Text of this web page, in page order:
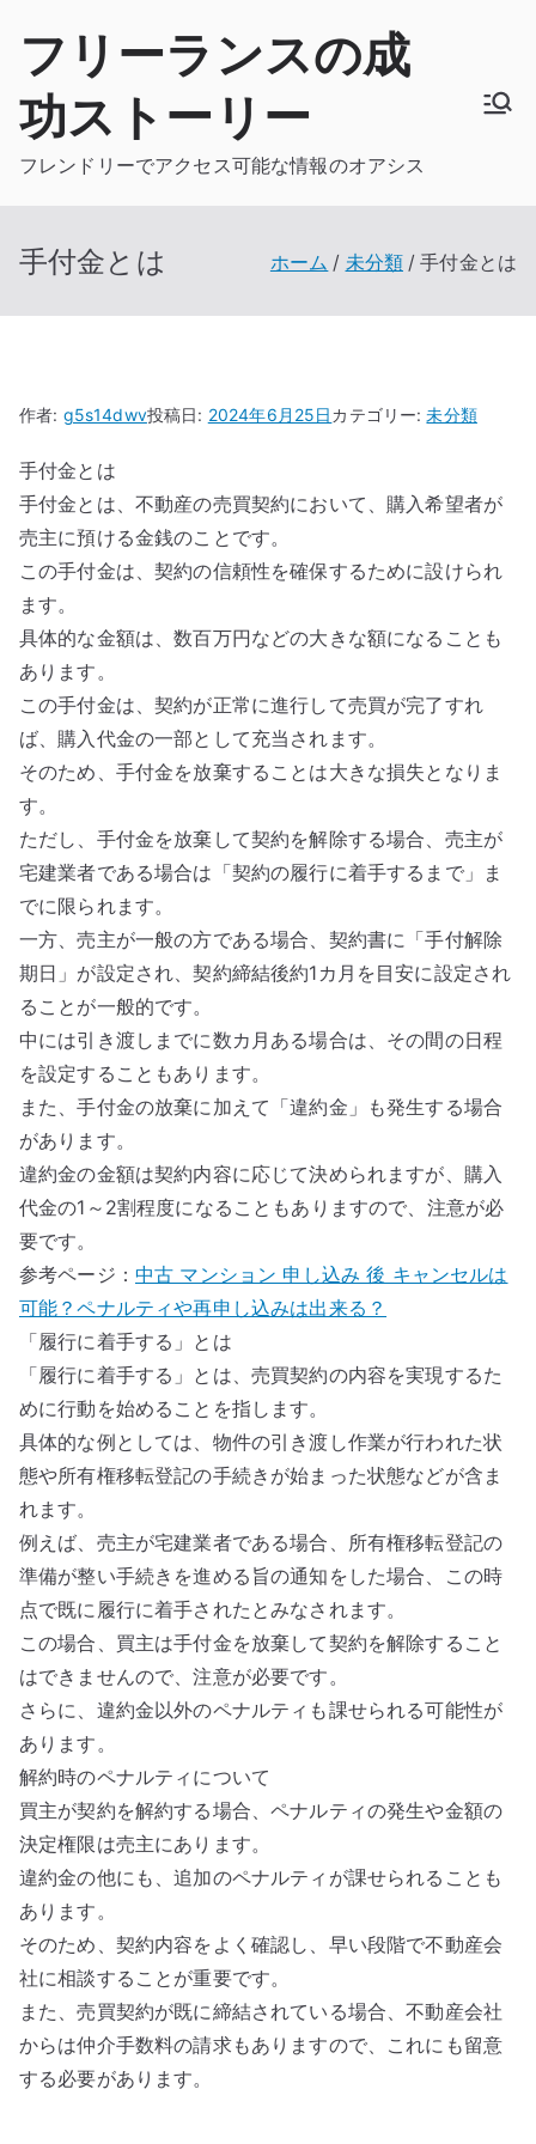
フリーランスの成
功ストーリー
フレンドリーでアクセス可能な情報のオアシス
手付金とは ホーム 未分類 手付金とは
作者: g5s14dwv投稿日: 2024年6月25日カテゴリー:未分類
手付金とは
手付金とは、不動産の売買契約において、購入希望者が
売主に預ける金銭のことです。
この手付金は、契約の信頼性を確保するために設けられ
ます。
具体的な金額は、数百万円などの大きな額になることも
あります。
この手付金は、契約が正常に進行して売買が完了すれ
ば、購入代金の一部として充当されます。
そのため、手付金を放棄することは大きな損失となりま
す。
ただし、手付金を放棄して契約を解除する場合、売主が
宅建業者である場合は「契約の履行に着手するまで」ま
でに限られます。
一方、売主が一般の方である場合、契約書に「手付解除
期日」が設定され、契約締結後約1カ月を目安に設定され
ることが一般的です。
中には引き渡しまでに数カ月ある場合は、その間の日程
を設定することもあります。
また、手付金の放棄に加えて「違約金」も発生する場合
があります。
違約金の金額は契約内容に応じて決められますが、購入
代金の1～2割程度になることもありますので、注意が必
要です。
参考ページ： 中古 マンション 申し込み 後 キャンセルは
可能？ペナルティや再申し込みは出来る？
「履行に着手する」とは
「履行に着手する」とは、売買契約の内容を実現するた
めに行動を始めることを指します。
具体的な例としては、物件の引き渡し作業が行われた状
態や所有権移転登記の手続きが始まった状態などが含ま
れます。
例えば、売主が宅建業者である場合、所有権移転登記の
準備が整い手続きを進める旨の通知をした場合、この時
点で既に履行に着手されたとみなされます。
この場合、買主は手付金を放棄して契約を解除すること
はできませんので、注意が必要です。
さらに、違約金以外のペナルティも課せられる可能性が
あります。
解約時のペナルティについて
買主が契約を解約する場合、ペナルティの発生や金額の
決定権限は売主にあります。
違約金の他にも、追加のペナルティが課せられることも
あります。
そのため、契約内容をよく確認し、早い段階で不動産会
社に相談することが重要です。
また、売買契約が既に締結されている場合、不動産会社
からは仲介手数料の請求もありますので、これにも留意
する必要があります。